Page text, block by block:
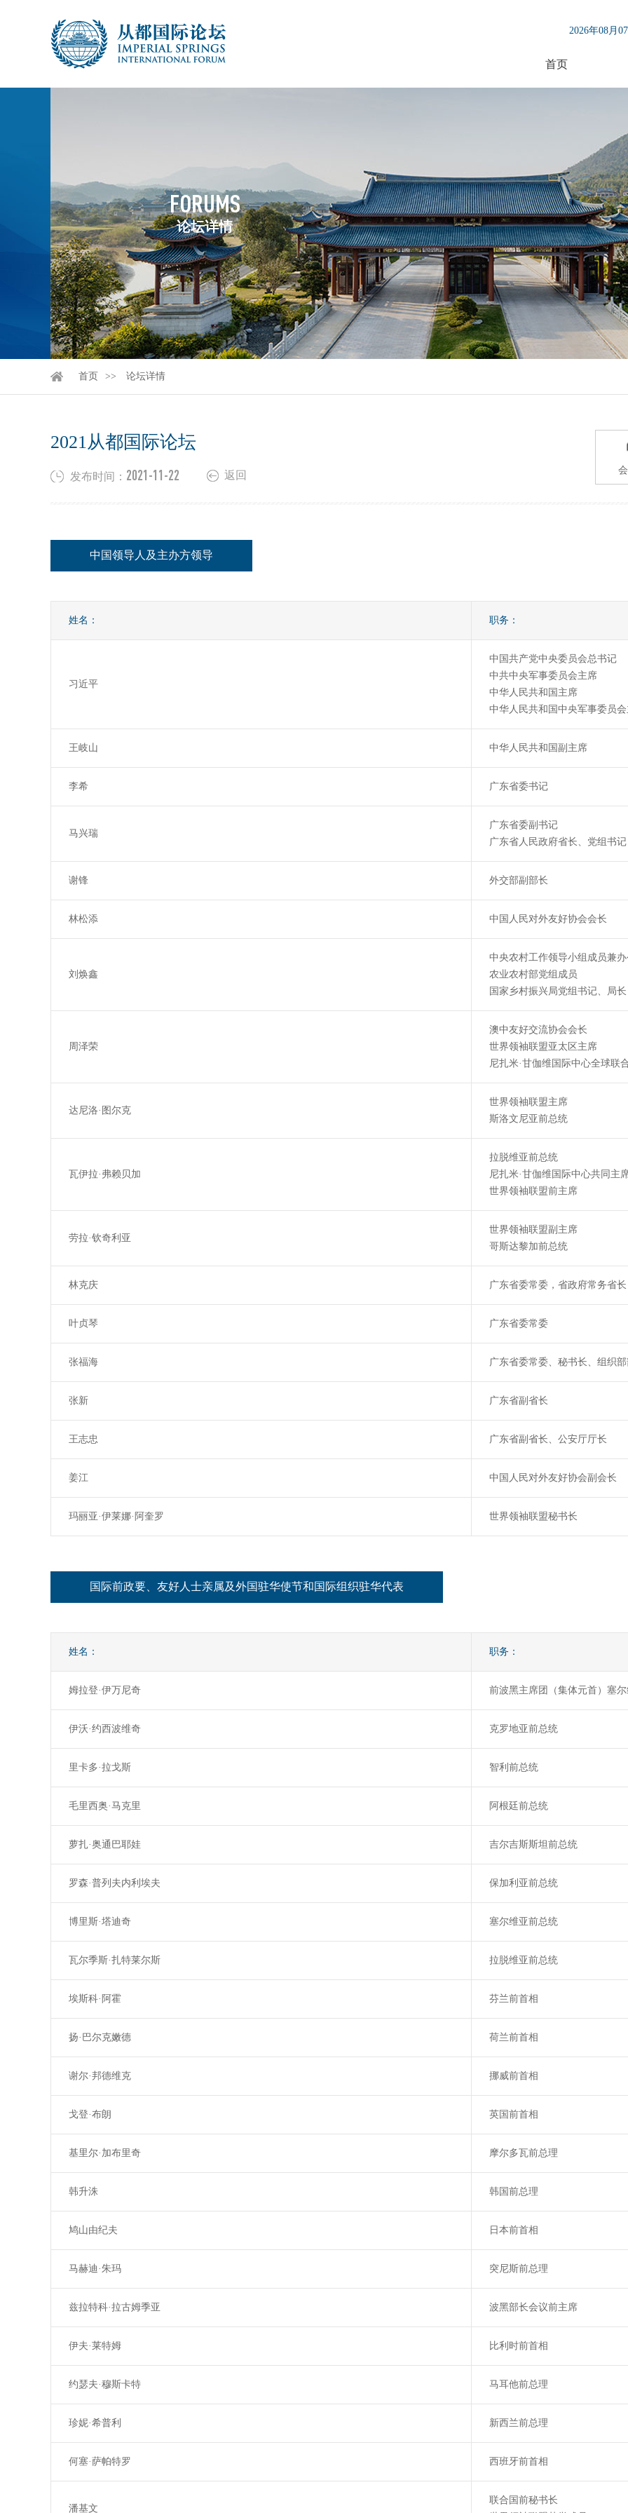
2026年08月
首页
FORUMS
论坛详情
首页 论坛详情
2021从都国际论坛
发布时间： 2021-11-22 返回
中国领导人及主办方领导
姓名： 职务：
习近平
中国共产党中央委员会总书记
中共中央军事委员会主席
中华人民共和国主席
中华人民共和国中央军事委员
王岐山 中华人民共和国副主席
李希 广东省委书记
马兴瑞
广东省委副书记
广东省人民政府省长、党组书记
谢锋 外交部副部长
林松添 中国人民对外友好协会会长
刘焕鑫
中央农村工作领导小组成员兼
农业农村部党组成员
国家乡村振兴局党组书记、局长
周泽荣
澳中友好交流协会会长
世界领袖联盟亚太区主席
尼扎米·甘伽维国际中心全球联
达尼洛·图尔克
世界领袖联盟主席
斯洛文尼亚前总统
瓦伊拉·弗赖贝加
拉脱维亚前总统
尼扎米·甘伽维国际中心共同主
世界领袖联盟前主席
劳拉·钦奇利亚
世界领袖联盟副主席
哥斯达黎加前总统
林克庆 广东省委常委，省政府常务省
叶贞琴 广东省委常委
张福海 广东省委常委、秘书长、组织
张新 广东省副省长
王志忠 广东省副省长、公安厅厅长
姜江 中国人民对外友好协会副会长
玛丽亚·伊莱娜·阿奎罗 世界领袖联盟秘书长
国际前政要、友好人士亲属及外国驻华使节和国际组织驻华代表
姓名： 职务：
姆拉登·伊万尼奇 前波黑主席团（集体元首）塞
伊沃·约西波维奇 克罗地亚前总统
里卡多·拉戈斯 智利前总统
毛里西奥·马克里 阿根廷前总统
萝扎·奥通巴耶娃 吉尔吉斯斯坦前总统
罗森·普列夫内利埃夫 保加利亚前总统
博里斯·塔迪奇 塞尔维亚前总统
瓦尔季斯·扎特莱尔斯 拉脱维亚前总统
埃斯科·阿霍 芬兰前首相
扬·巴尔克嫩德 荷兰前首相
谢尔·邦德维克 挪威前首相
戈登·布朗 英国前首相
基里尔·加布里奇 摩尔多瓦前总理
韩升洙 韩国前总理
鸠山由纪夫 日本前首相
马赫迪·朱玛 突尼斯前总理
兹拉特科·拉古姆季亚 波黑部长会议前主席
伊夫·莱特姆 比利时前首相
约瑟夫·穆斯卡特 马耳他前总理
珍妮·希普利 新西兰前总理
何塞·萨帕特罗 西班牙前首相
潘基文
联合国前秘书长